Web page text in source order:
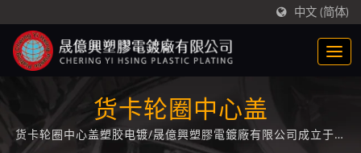
中文 (简体)
货卡轮圈中心盖
货卡轮圈中心盖塑胶电镀/晟億興塑膠電鍍廠有限公司成立于西